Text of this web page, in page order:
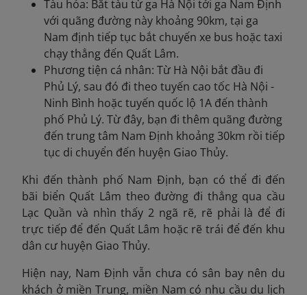
Tàu hỏa: Bắt tàu từ ga Hà Nội tới ga Nam Định
với quãng đường này khoảng 90km, tại ga
Nam định tiếp tục bắt chuyến xe bus hoặc taxi
chạy thẳng đến Quất Lâm.
Phương tiện cá nhân: Từ Hà Nội bắt đầu đi
Phủ Lý, sau đó đi theo tuyến cao tốc Hà Nội -
Ninh Bình hoặc tuyến quốc lộ 1A đến thành
phố Phủ Lý. Từ đây, bạn đi thêm quãng đường
đến trung tâm Nam Định khoảng 30km rồi tiếp
tục di chuyển đến huyện Giao Thủy.
Khi đến thành phố Nam Định, bạn có thể đi đến
bãi biển Quất Lâm theo đường đi thẳng qua cầu
Lạc Quần và nhìn thấy 2 ngã rẽ, rẽ phải là để đi
trực tiếp để đến Quất Lâm hoặc rẽ trái để đến khu
dân cư huyện Giao Thủy.
Hiện nay, Nam Định vẫn chưa có sân bay nên du
khách ở miền Trung, miền Nam có nhu cầu du lịch